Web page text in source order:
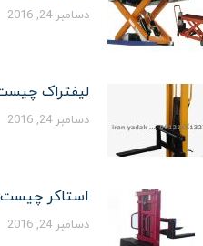
دسامبر 24, 2016
لیفتراک
دسامبر 24, 2016
استاکر
دسامبر 24, 2016